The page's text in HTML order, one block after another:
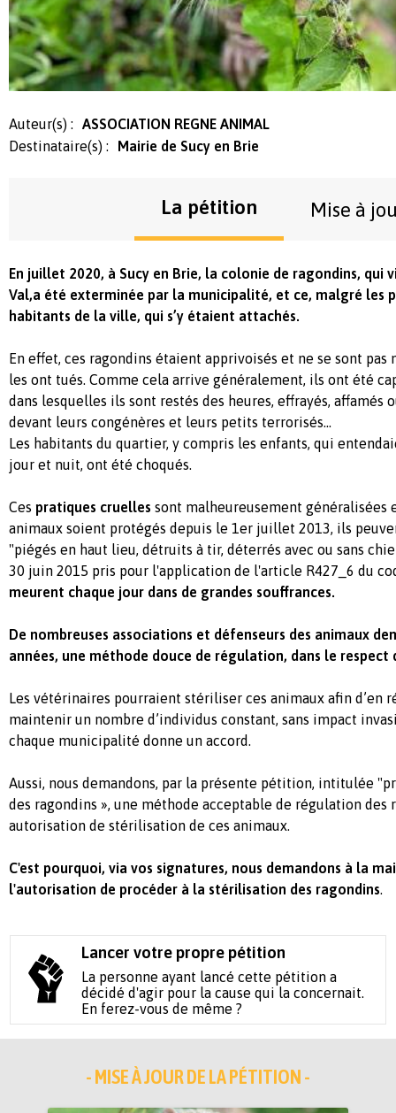
Auteur(s) :
ASSOCIATION REGNE ANIMAL
Destinataire(s) :
Mairie de Sucy en Brie
La pétition Mise à
En juillet 2020, à Sucy en Brie, la colonie de ragondins, qui
Val,a été exterminée par la municipalité, et ce, malgré les
habitants de la ville, qui s’y étaient attachés.
En effet, ces ragondins étaient apprivoisés et ne se sont pas
les ont tués. Comme cela arrive généralement, ils ont été
dans lesquelles ils sont restés des heures, effrayés, affamés
devant leurs congénères et leurs petits terrorisés…
Les habitants du quartier, y compris les enfants, qui
jour et nuit, ont été choqués.
Ces pratiques cruelles sont malheureusement généralisées
animaux soient protégés depuis le 1er juillet 2013, ils
"piégés en haut lieu, détruits à tir, déterrés avec ou sans
30 juin 2015 pris pour l'application de l'article R427_6 du
meurent chaque jour dans de grandes souffrances.
De nombreuses associations et défenseurs des animaux
années, une méthode douce de régulation, dans le respect
Les vétérinaires pourraient stériliser ces animaux afin d’en
maintenir un nombre d’individus constant, sans impact
chaque municipalité donne un accord.
Aussi, nous demandons, par la présente pétition, intitulée
des ragondins », une méthode acceptable de régulation des
autorisation de stérilisation de ces animaux.
C'est pourquoi, via vos signatures, nous demandons à la
l'autorisation de procéder à la stérilisation des ragondins.
Lancer votre propre pétition
La personne ayant lancé cette pétition a
décidé d'agir pour la cause qui la concernait.
En ferez-vous de même ?
- MISE À JOUR DE LA PÉTITION -